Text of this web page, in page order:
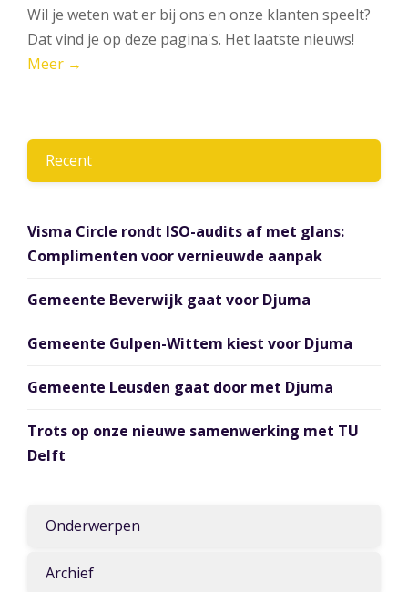
Wil je weten wat er bij ons en onze klanten speelt?
Dat vind je op deze pagina's. Het laatste nieuws!
Meer →
Recent
Visma Circle rondt ISO-audits af met glans:
Complimenten voor vernieuwde aanpak
Gemeente Beverwijk gaat voor Djuma
Gemeente Gulpen-Wittem kiest voor Djuma
Gemeente Leusden gaat door met Djuma
Trots op onze nieuwe samenwerking met TU
Delft
Onderwerpen
Archief